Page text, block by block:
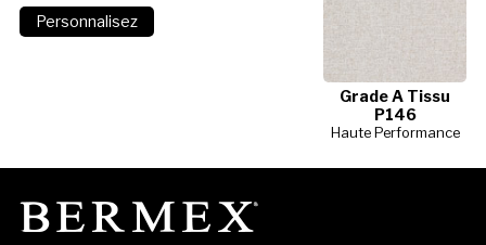
Grade A Tissu
P146
Haute Performance